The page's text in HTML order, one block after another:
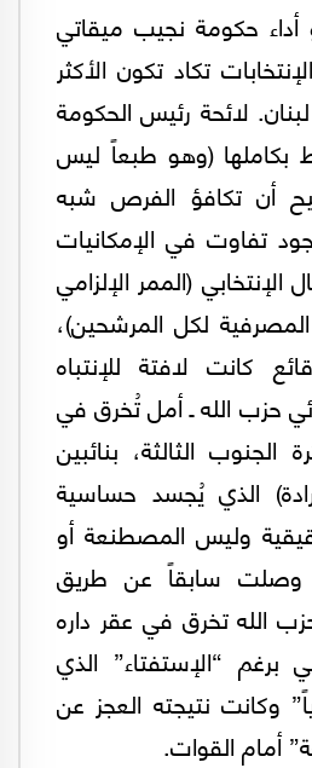
أداء حكومة نجيب ميقاتي
تكاد تكون الأكثر
لائحة رئيس الحكومة
(وهو طبعاً ليس
أن تكافؤ الفرص شبه
تفاوت في الإمكانيات
(الممر الإلزامي
لكل المرشحين)،
كانت لافتة للإنتباه
حزب الله ـ أمل تُخرق في
الجنوب الثالثة، بنائبين
الذي يُجسد حساسية
وليس المصطنعة أو
وصلت سابقاً عن طريق
الله تخرق في عقر داره
برغم “الإستفتاء” الذي
وكانت نتيجته العجز عن
أمام القوات.